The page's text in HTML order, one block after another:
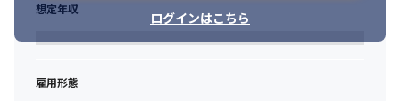
ログインはこちら
想定年収
雇用形態